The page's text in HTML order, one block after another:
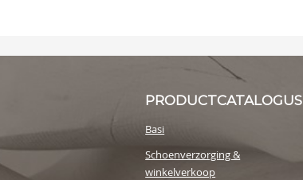
PRODUCTCATALOGUS
Basi
Schoenverzorging &
winkelverkoop